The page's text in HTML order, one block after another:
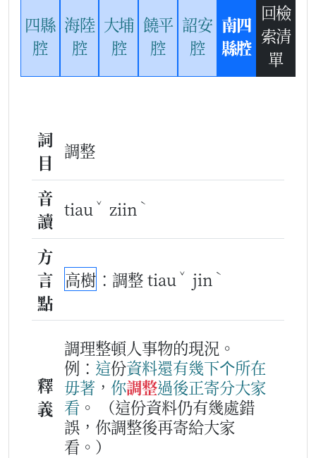
四縣
腔
海陸
腔
大埔
腔
饒平
腔
詔安
腔
南四
縣腔
回檢
索清
單
詞
目
調整
音
讀
tiau ˇ ziin ˋ
方
言
點
高樹 ：調整 tiau ˇ jin ˋ
釋
義
調理整頓人事物的現況。
例： 這份資料還有幾下个所在
毋著 ， 你調整過後正寄分大家
看 。
（這份資料仍有幾處錯
誤，你調整後再寄給大家
看。）